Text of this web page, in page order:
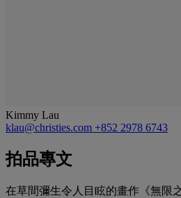
Kimmy Lau
klau@christies.com +852 2978 6743
拍品專文
在草間彌生令人目眩的畫作《無限